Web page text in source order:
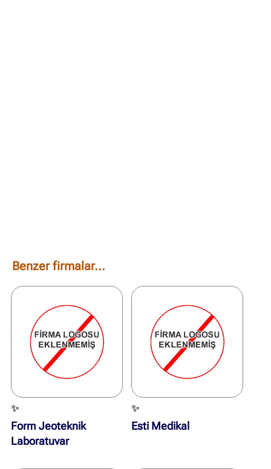
Benzer firmalar...
✨
Form Jeoteknik
Laboratuvar
✨
Esti Medikal